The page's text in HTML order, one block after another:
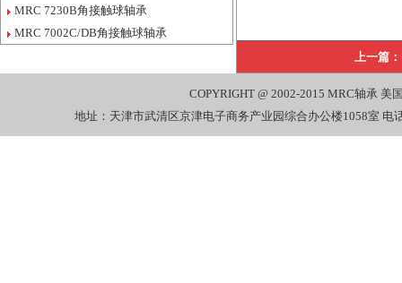
MRC 7230B角接触球轴承
MRC 7002C/DB角接触球轴承
上一篇：
COPYRIGHT @ 2002-2015 MRC轴承 美
地址：天津市武清区京津电子商务产业园综合办公楼1058室 电